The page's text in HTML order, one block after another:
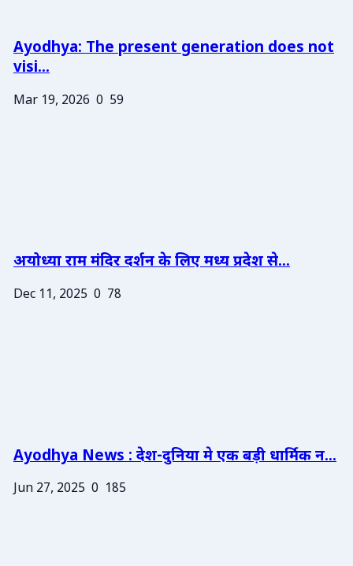
Ayodhya: The present generation does not
visi...
Mar 19, 2026 0 59
अयोध्या राम मंदिर दर्शन के लिए मध्य प्रदेश से...
Dec 11, 2025 0 78
Ayodhya News : देश-दुनिया मे एक बड़ी धार्मिक न...
Jun 27, 2025 0 185